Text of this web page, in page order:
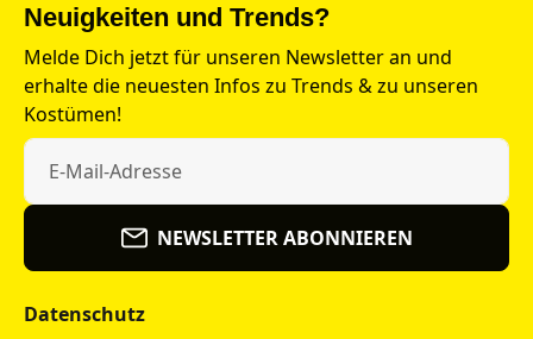
Neuigkeiten und Trends?
Melde Dich jetzt für unseren Newsletter an und
erhalte die neuesten Infos zu Trends & zu unseren
Kostümen!
NEWSLETTER ABONNIEREN
Datenschutz